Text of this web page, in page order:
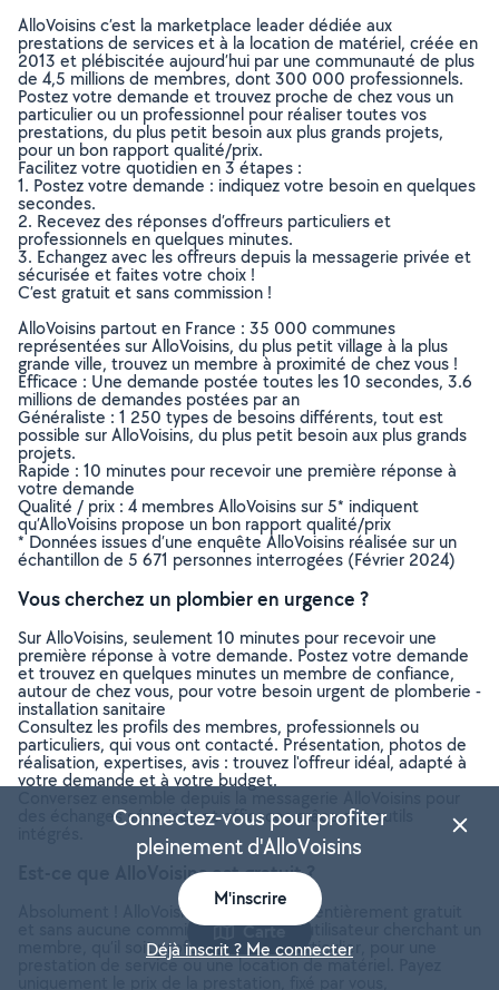
AlloVoisins c’est la marketplace leader dédiée aux
prestations de services et à la location de matériel, créée en
2013 et plébiscitée aujourd’hui par une communauté de plus
de 4,5 millions de membres, dont 300 000 professionnels.
Postez votre demande et trouvez proche de chez vous un
particulier ou un professionnel pour réaliser toutes vos
prestations, du plus petit besoin aux plus grands projets,
pour un bon rapport qualité/prix.
Facilitez votre quotidien en 3 étapes :
1. Postez votre demande : indiquez votre besoin en quelques
secondes.
2. Recevez des réponses d’offreurs particuliers et
professionnels en quelques minutes.
3. Echangez avec les offreurs depuis la messagerie privée et
sécurisée et faites votre choix !
C’est gratuit et sans commission !
AlloVoisins partout en France : 35 000 communes
représentées sur AlloVoisins, du plus petit village à la plus
grande ville, trouvez un membre à proximité de chez vous !
Efficace : Une demande postée toutes les 10 secondes, 3.6
millions de demandes postées par an
Généraliste : 1 250 types de besoins différents, tout est
possible sur AlloVoisins, du plus petit besoin aux plus grands
projets.
Rapide : 10 minutes pour recevoir une première réponse à
votre demande
Qualité / prix : 4 membres AlloVoisins sur 5* indiquent
qu’AlloVoisins propose un bon rapport qualité/prix
* Données issues d’une enquête AlloVoisins réalisée sur un
échantillon de 5 671 personnes interrogées (Février 2024)
Vous cherchez un plombier en urgence ?
Sur AlloVoisins, seulement 10 minutes pour recevoir une
première réponse à votre demande. Postez votre demande
et trouvez en quelques minutes un membre de confiance,
autour de chez vous, pour votre besoin urgent de plomberie -
installation sanitaire
Consultez les profils des membres, professionnels ou
particuliers, qui vous ont contacté. Présentation, photos de
réalisation, expertises, avis : trouvez l'offreur idéal, adapté à
votre demande et à votre budget.
des échanges sécurisés et efficaces grâce aux outils
Est-ce que AlloVoisins est gratuit ?
Absolument ! AlloVoisins est un service entièrement gratuit
et sans aucune commission pour tout utilisateur cherchant un
membre, qu’il soit professionnel ou particulier, pour une
prestation de service ou une location de matériel. Payez
Carte
Connectez-vous pour profiter
pleinement d'AlloVoisins
M'inscrire
Déjà inscrit ? Me connecter